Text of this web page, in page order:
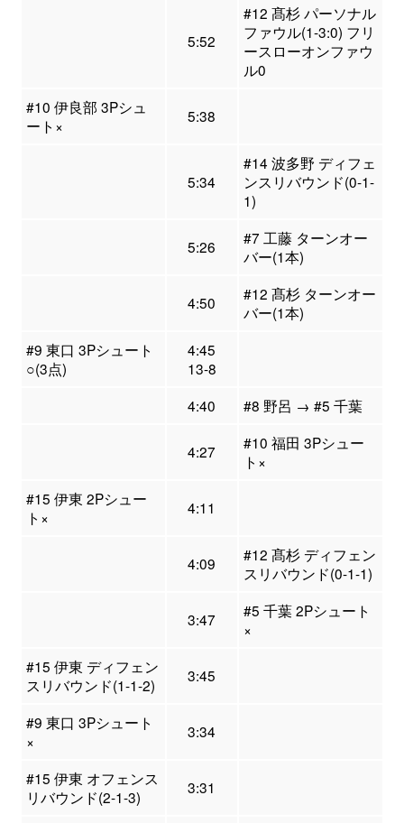
5:52
#12 髙杉 パーソナル
ファウル(1-3:0) フリ
ースローオンファウ
ル0
#10 伊良部 3Pシュ
ート×
5:38
5:34
#14 波多野 ディフェ
ンスリバウンド(0-1-
1)
5:26
#7 工藤 ターンオー
バー(1本)
4:50
#12 髙杉 ターンオー
バー(1本)
#9 東口 3Pシュート
○(3点)
4:45
13-8
4:40
#8 野呂 → #5 千葉
4:27
#10 福田 3Pシュー
ト×
#15 伊東 2Pシュー
ト×
4:11
4:09
#12 髙杉 ディフェン
スリバウンド(0-1-1)
3:47
#5 千葉 2Pシュート
×
#15 伊東 ディフェン
スリバウンド(1-1-2)
3:45
#9 東口 3Pシュート
×
3:34
#15 伊東 オフェンス
リバウンド(2-1-3)
3:31